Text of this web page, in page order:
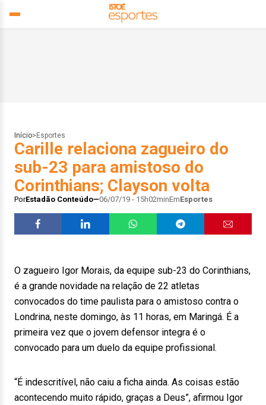
Início> Esportes
Carille relaciona zagueiro do
sub-23 para amistoso do
Corinthians; Clayson volta
PorEstadão Conteúdo 06/07/19 - 15h02minEmEsportes
O zagueiro Igor Morais, da equipe sub-23 do Corinthians,
é a grande novidade na relação de 22 atletas
convocados do time paulista para o amistoso contra o
Londrina, neste domingo, às 11 horas, em Maringá. É a
primeira vez que o jovem defensor integra é o
convocado para um duelo da equipe profissional.
“É indescritível, não caiu a ficha ainda. As coisas estão
acontecendo muito rápido, graças a Deus”, afirmou Igor